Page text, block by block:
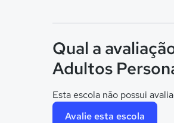
Qual a
Adultos
Esta escola não possui
Avalie esta escola